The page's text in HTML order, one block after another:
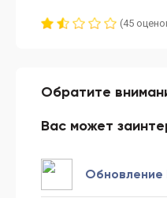
(45
Обратите
Вас может
Обновление